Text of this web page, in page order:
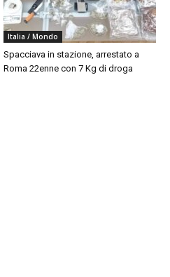
Italia / Mondo
Spacciava in stazione, arrestato a
Roma 22enne con 7 Kg di droga